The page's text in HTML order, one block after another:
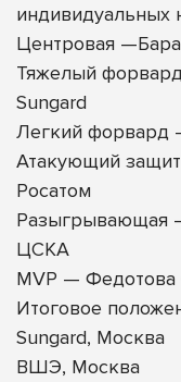
индивидуальных
Центровая
Тяжелый
Sungard
Легкий форвард
Атакующий
Росатом
Разыгрывающая
ЦСКА
MVP — Федотова
Итоговое
Sungard, Москва
ВШЭ, Москва